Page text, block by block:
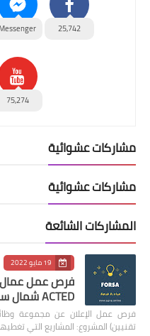
25,742
Messenger
75,274
مشاركات عشوائية
مشاركات عشوائية
المشاركات الشائعة
19 مايو 2022
فرص عمل عمال
ACTED شمال سوريا
فرص عمل الإعلان عن مجموعة
تقنيين) المشروع: المشاريع التي